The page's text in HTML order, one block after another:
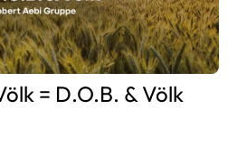
als
in
in (verliehen in
die Tätigkeit als
= D.O.B. & Völk